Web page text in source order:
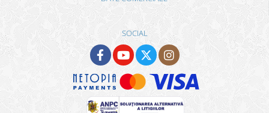
SOCIAL